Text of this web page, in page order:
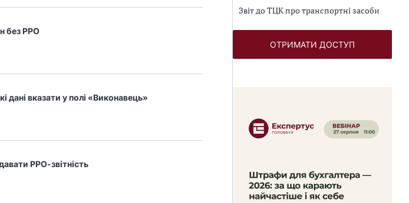
без РРО
вказати у полі «Виконавець»
РРО-звітність
Звіт до ТЦК про транспортні засоби
ОТРИМАТИ ДОСТУП